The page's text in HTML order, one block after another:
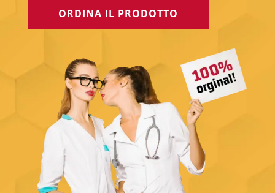
ORDINA IL PRODOTTO